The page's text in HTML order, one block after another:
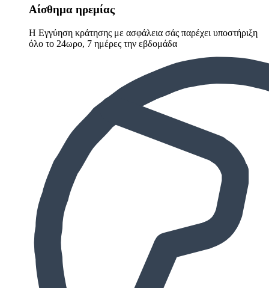
Αίσθημα ηρεμίας
Η Εγγύηση κράτησης με ασφάλεια σάς παρέχει υποστήριξη
όλο το 24ωρο, 7 ημέρες την εβδομάδα